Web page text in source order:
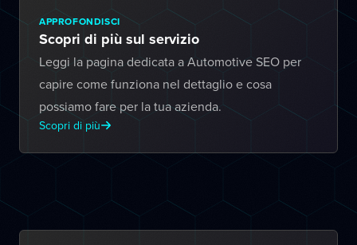
APPROFONDISCI
Scopri di più sul servizio
Leggi la pagina dedicata a Automotive SEO per
capire come funziona nel dettaglio e cosa
possiamo fare per la tua azienda.
Scopri di più